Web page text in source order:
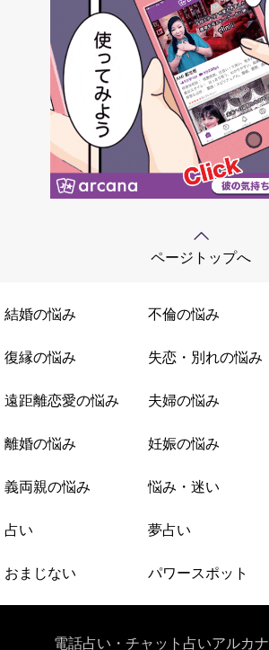
ページトップへ
結婚の悩み 不倫の悩み
復縁の悩み 失恋・別れの悩み
遠距離恋愛の悩み 夫婦の悩み
離婚の悩み 妊娠の悩み
義両親の悩み 悩み・迷い
占い 夢占い
おまじない パワースポット
電話占い・チャット占いアルカナ